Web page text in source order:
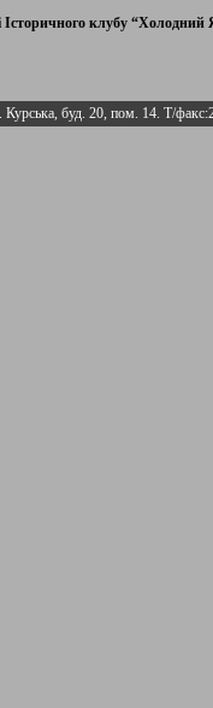
Історичного клубу
Курська, буд. 20, пом. 14. Т/